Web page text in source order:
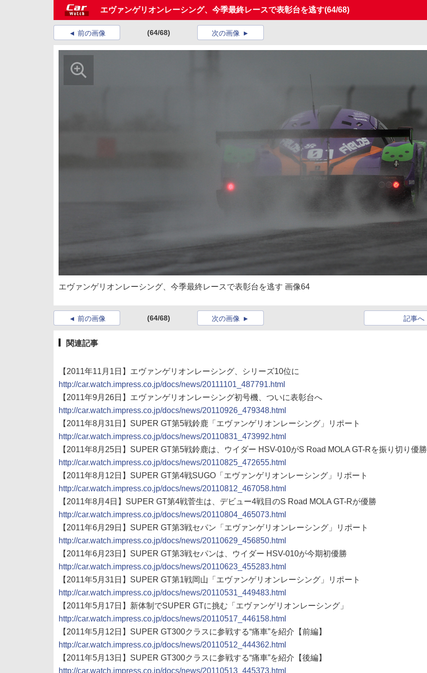
エヴァンゲリオンレーシング、今季最終レースで表彰台を逃す(64/68)
前の画像 (64/68) 次の画像
エヴァンゲリオンレーシング、今季最終レースで表彰台を逃す 画像64
前の画像 (64/68) 記事へ
次の画像
関連記事
【2011年11月1日】エヴァンゲリオンレーシング、シリーズ10位に
http://car.watch.impress.co.jp/docs/news/20111101_487791.html
【2011年9月26日】エヴァンゲリオンレーシング初号機、ついに表彰台へ
http://car.watch.impress.co.jp/docs/news/20110926_479348.html
【2011年8月31日】SUPER GT第5戦鈴鹿「エヴァンゲリオンレーシング」リポート
http://car.watch.impress.co.jp/docs/news/20110831_473992.html
【2011年8月25日】SUPER GT第5戦鈴鹿は、ウイダー HSV-010がS Road MOLA GT-Rを振り切り優勝
http://car.watch.impress.co.jp/docs/news/20110825_472655.html
【2011年8月12日】SUPER GT第4戦SUGO「エヴァンゲリオンレーシング」リポート
http://car.watch.impress.co.jp/docs/news/20110812_467058.html
【2011年8月4日】SUPER GT第4戦菅生は、デビュー4戦目のS Road MOLA GT-Rが優勝
http://car.watch.impress.co.jp/docs/news/20110804_465073.html
【2011年6月29日】SUPER GT第3戦セパン「エヴァンゲリオンレーシング」リポート
http://car.watch.impress.co.jp/docs/news/20110629_456850.html
【2011年6月23日】SUPER GT第3戦セパンは、ウイダー HSV-010が今期初優勝
http://car.watch.impress.co.jp/docs/news/20110623_455283.html
【2011年5月31日】SUPER GT第1戦岡山「エヴァンゲリオンレーシング」リポート
http://car.watch.impress.co.jp/docs/news/20110531_449483.html
【2011年5月17日】新体制でSUPER GTに挑む「エヴァンゲリオンレーシング」
http://car.watch.impress.co.jp/docs/news/20110517_446158.html
【2011年5月12日】SUPER GT300クラスに参戦する“痛車”を紹介【前編】
http://car.watch.impress.co.jp/docs/news/20110512_444362.html
【2011年5月13日】SUPER GT300クラスに参戦する“痛車”を紹介【後編】
http://car.watch.impress.co.jp/docs/news/20110513_445373.html